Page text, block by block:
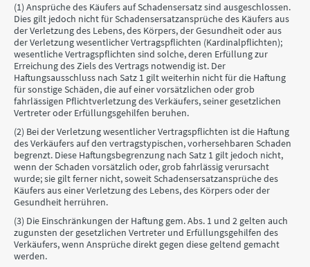
(1) Ansprüche des Käufers auf Schadensersatz sind ausgeschlossen.
Dies gilt jedoch nicht für Schadensersatzansprüche des Käufers aus
der Verletzung des Lebens, des Körpers, der Gesundheit oder aus
der Verletzung wesentlicher Vertragspflichten (Kardinalpflichten);
wesentliche Vertragspflichten sind solche, deren Erfüllung zur
Erreichung des Ziels des Vertrags notwendig ist. Der
Haftungsausschluss nach Satz 1 gilt weiterhin nicht für die Haftung
für sonstige Schäden, die auf einer vorsätzlichen oder grob
fahrlässigen Pflichtverletzung des Verkäufers, seiner gesetzlichen
Vertreter oder Erfüllungsgehilfen beruhen.
(2) Bei der Verletzung wesentlicher Vertragspflichten ist die Haftung
des Verkäufers auf den vertragstypischen, vorhersehbaren Schaden
begrenzt. Diese Haftungsbegrenzung nach Satz 1 gilt jedoch nicht,
wenn der Schaden vorsätzlich oder, grob fahrlässig verursacht
wurde; sie gilt ferner nicht, soweit Schadensersatzansprüche des
Käufers aus einer Verletzung des Lebens, des Körpers oder der
Gesundheit herrühren.
(3) Die Einschränkungen der Haftung gem. Abs. 1 und 2 gelten auch
zugunsten der gesetzlichen Vertreter und Erfüllungsgehilfen des
Verkäufers, wenn Ansprüche direkt gegen diese geltend gemacht
werden.